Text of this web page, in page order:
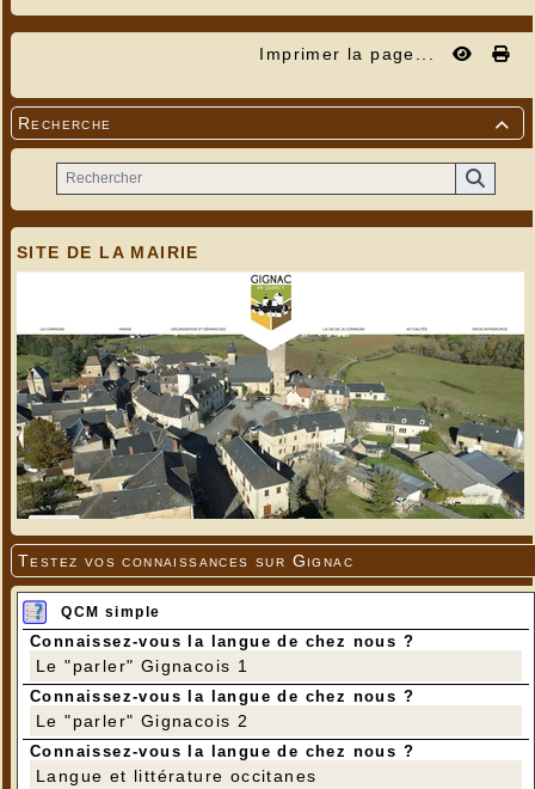
Imprimer la page...

Recherche
SITE DE LA MAIRIE
Testez vos connaissances sur Gignac
QCM simple
Connaissez-vous la langue de chez nous ?
Le "parler" Gignacois 1
Connaissez-vous la langue de chez nous ?
Le "parler" Gignacois 2
Connaissez-vous la langue de chez nous ?
Langue et littérature occitanes